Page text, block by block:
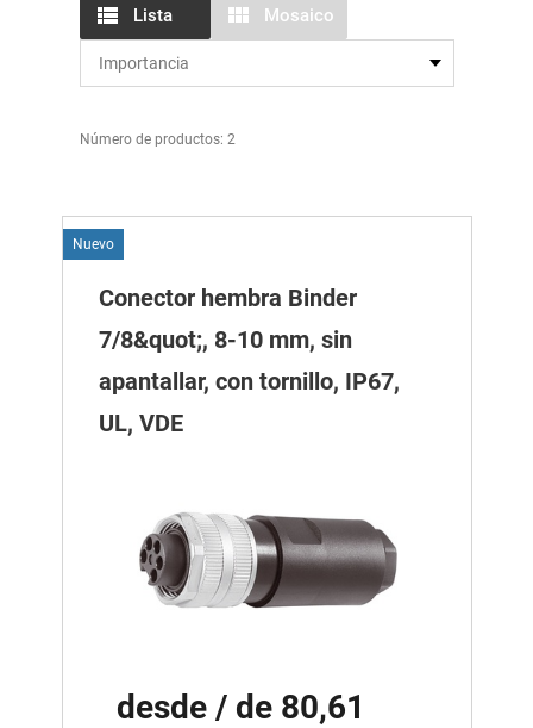
Lista Mosaico
Número de productos: 2
Nuevo
Conector hembra Binder
7/8&quot;, 8-10 mm, sin
apantallar, con tornillo, IP67,
UL, VDE
desde / de 80,61